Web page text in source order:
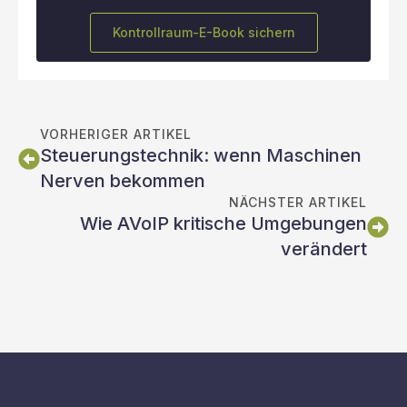
Kontrollraum-E-Book sichern
VORHERIGER ARTIKEL
Steuerungstechnik: wenn Maschinen
Nerven bekommen
NÄCHSTER ARTIKEL
Wie AVoIP kritische Umgebungen
verändert